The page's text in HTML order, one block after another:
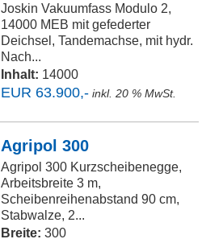
Joskin Vakuumfass Modulo 2,
14000 MEB mit gefederter
Deichsel, Tandemachse, mit hydr.
Nach...
Inhalt: 14000
EUR 63.900,- inkl. 20 % MwSt.
Agripol 300
Agripol 300 Kurzscheibenegge,
Arbeitsbreite 3 m,
Scheibenreihenabstand 90 cm,
Stabwalze, 2...
Breite: 300